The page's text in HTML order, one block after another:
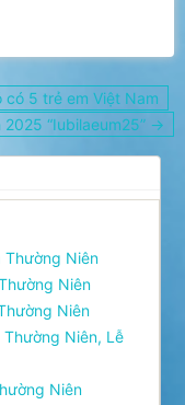
5 trẻ em Việt Nam
“Iubilaeum25” →
Thường Niên
Niên
Niên
Niên, Lễ
Niên